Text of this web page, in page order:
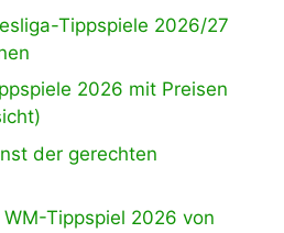
Tippspiele 2026/27
2026 mit Preisen
der gerechten
WM-Tippspiel 2026 von